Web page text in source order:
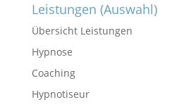
Leistungen (Auswahl)
Übersicht Leistungen
Hypnose
Coaching
Hypnotiseur